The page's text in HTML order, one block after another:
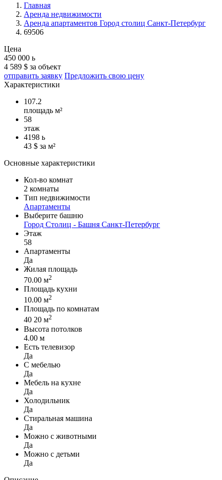
Главная
Аренда недвижимости
Аренда апартаментов Город столиц Санкт-Петербург
69506
Цена
450 000 ь
4 589 $ за объект
отправить заявку Предложить свою цену
Характеристики
107.2
площадь м²
58
этаж
4198 ь
43 $ за м²
Основные характеристики
Кол-во комнат
2 комнаты
Тип недвижимости
Апартаменты
Выберите башню
Город Столиц - Башня Санкт-Петербург
Этаж
58
Апартаменты
Да
Жилая площадь
70.00 м2
Площадь кухни
10.00 м2
Площадь по комнатам
40 20 м2
Высота потолков
4.00 м
Есть телевизор
Да
C мебелью
Да
Мебель на кухне
Да
Холодильник
Да
Стиральная машина
Да
Можно с животными
Да
Можно с детьми
Да